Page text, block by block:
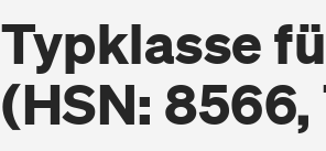
Typklasse
(HSN: 8566,